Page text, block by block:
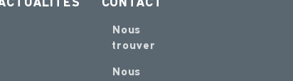
CONTACT
Nous
trouver
Nous